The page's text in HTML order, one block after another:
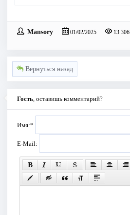
Mansory 01/02/2025 13 306
Вернуться назад
Гость, оставишь комментарий?
Имя:*
E-Mail: